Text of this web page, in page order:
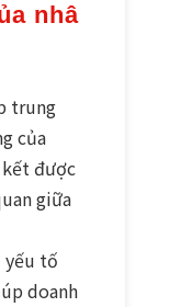
nhâ
trung
của
kết được
giữa
yếu tố
doanh